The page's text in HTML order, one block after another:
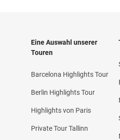
Eine Auswahl unserer
Touren
Barcelona Highlights Tour
Berlin Highlights Tour
Highlights von Paris
Private Tour Tallinn